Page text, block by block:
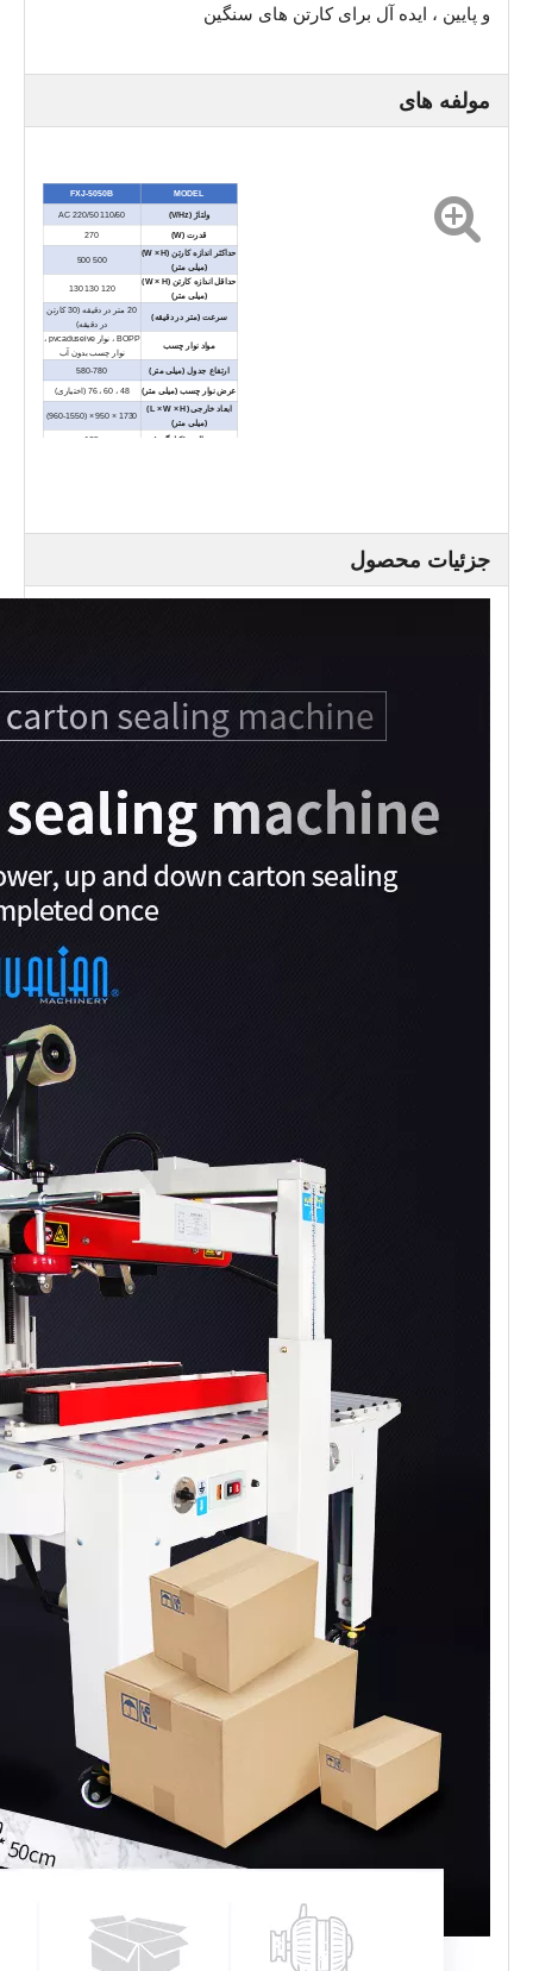
و پایین ، ایده آل برای کارتن های سنگین
مولفه های
MODEL
FXJ-5050B
ولتاژ (V/Hz) AC 220/50 110/60
قدرت (W) 270
حداکثر اندازه کارتن (W × H)
(میلی متر)
500 500
حداقل اندازه کارتن (W × H)
(میلی متر)
120 130 130
سرعت (متر در دقیقه)
20 متر در دقیقه (30 کارتن
در دقیقه)
مواد نوار چسب
BOPP ، نوار pvcaduseive ،
نوار چسب بدون آب
ارتفاع جدول (میلی متر)
580-780
عرض نوار چسب (میلی متر)
48 ، 60 ، 76 (اختیاری)
ابعاد خارجی (L × W × H)
(میلی متر)
1730 × 950 × (960-1550)
وزن خالص (کیلوگرم) 125
جزئیات محصول